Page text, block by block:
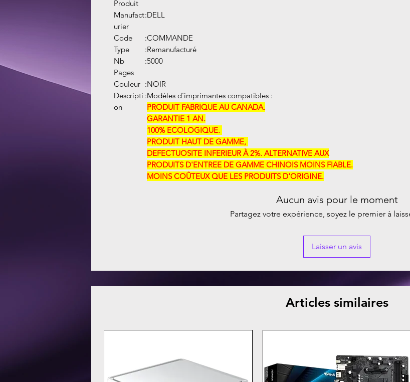
Produit
Manufact
urier
:DELL
Code :COMMANDE
Type
:Remanufacturé
Nb
Pages
:5000
Couleur :NOIR
Descripti
on
:Modèles d'imprimantes compatibles :
PRODUIT FABRIQUE AU CANADA.
GARANTIE 1 AN.
100% ECOLOGIQUE. ​​
PRODUIT HAUT DE GAMME, ​​
DEFECTUOSITE INFERIEUR À 2%. ALTERNATIVE AUX
PRODUITS D'ENTREE DE GAMME CHINOIS MOINS FIABLE.
MOINS COÛTEUX QUE LES PRODUITS D'ORIGINE.
Aucun avis pour le moment
Partagez votre expérience, soyez le premier à
Laisser un avis
Articles similaires